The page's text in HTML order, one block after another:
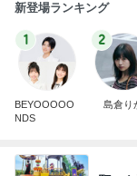
新登場ランキング
1
BEYOOOOO
NDS
2
島倉り